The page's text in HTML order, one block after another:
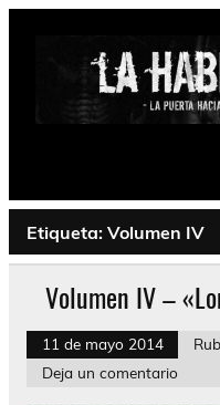
Saltar
Psychedelic, Stoner,
Etiqueta: Volumen IV
Volumen IV –
11 de mayo 2014
Deja un comentario